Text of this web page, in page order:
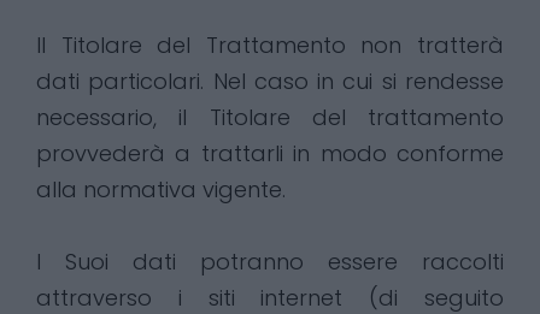
Il Titolare del Trattamento non tratterà
dati particolari. Nel caso in cui si rendesse
necessario, il Titolare del trattamento
provvederà a trattarli in modo conforme
alla normativa vigente.
I Suoi dati potranno essere raccolti
attraverso i siti internet (di seguito